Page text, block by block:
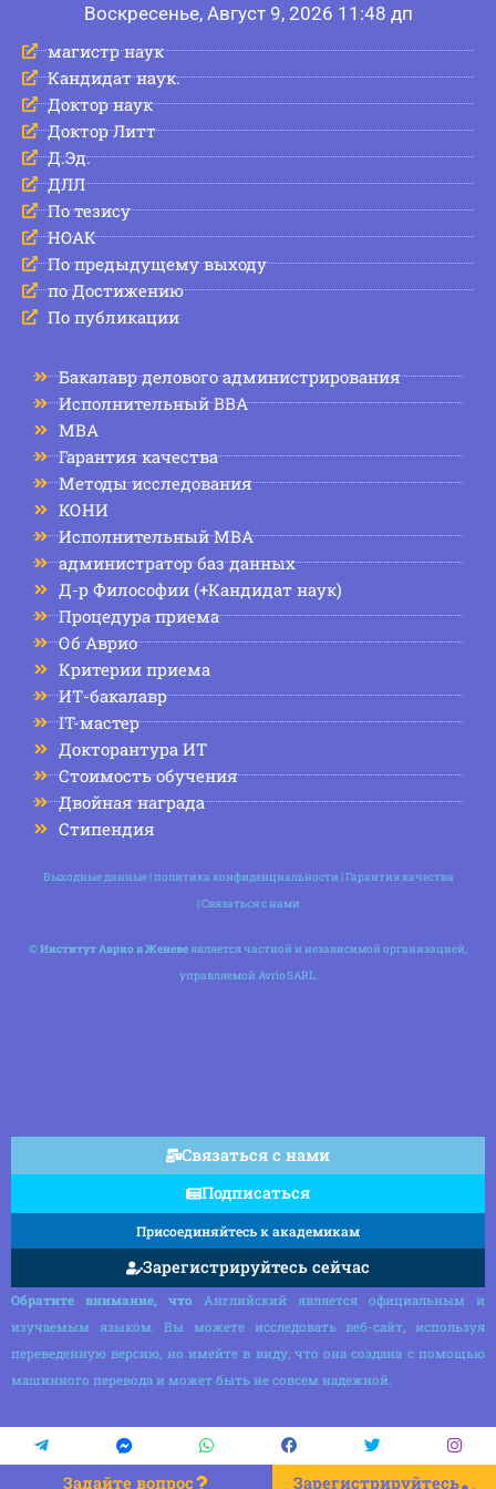
Воскресенье, Август 9, 2026 11:48 дп
магистр наук
Кандидат наук.
Доктор наук
Доктор Литт
Д.Эд.
ДЛЛ
По тезису
НОАК
По предыдущему выходу
по Достижению
По публикации
Бакалавр делового администрирования
Исполнительный BBA
МВА
Гарантия качества
Методы исследования
КОНИ
Исполнительный MBA
администратор баз данных
Д-р Философии (+Кандидат наук)
Процедура приема
Об Аврио
Критерии приема
ИТ-бакалавр
IT-мастер
Докторантура ИТ
Стоимость обучения
Двойная награда
Стипендия
Выходные данные|политика конфиденциальности |Гарантия качества
|Связаться с нами
©Институт Аврио в Женевеявляется частной и независимой организацией,
управляемой Avrio SARL.
Связаться с нами
Подписаться
Присоединяйтесь к академикам
Зарегистрируйтесь сейчас
Обратите внимание, что Английский является официальным и
изучаемым языком. Вы можете исследовать веб-сайт, используя
переведенную версию, но имейте в виду, что она создана с помощью
машинного перевода и может быть не совсем надежной.
Задайте вопрос Зарегистрируйтесь